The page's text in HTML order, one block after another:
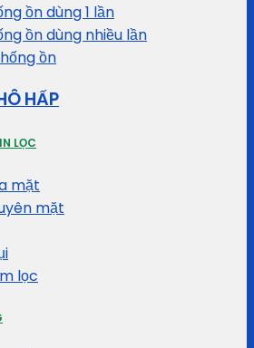
ồn dùng 1 lần
ồn dùng nhiều lần
ồn
HẤP
LỌC
mặt
mặt
lọc